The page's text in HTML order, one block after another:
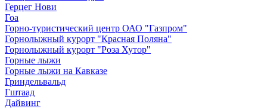
Герцег Нови
Гоа
Горно-туристический центр ОАО "Газпром"
Горнолыжный курорт "Красная Поляна"
Горнолыжный курорт "Роза Хутор"
Горные лыжи
Горные лыжи на Кавказе
Гриндельвальд
Гштаад
Дайвинг